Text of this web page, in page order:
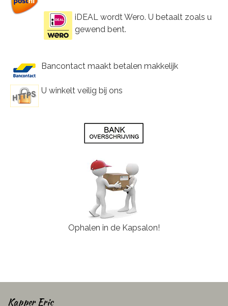
iDEAL wordt Wero. U betaalt zoals u
gewend bent.
Bancontact maakt betalen makkelijk
U winkelt veilig bij ons
Ophalen in de Kapsalon!
Kapper Eric